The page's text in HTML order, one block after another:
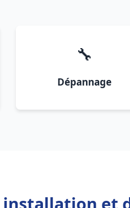
🔧
Dépannage